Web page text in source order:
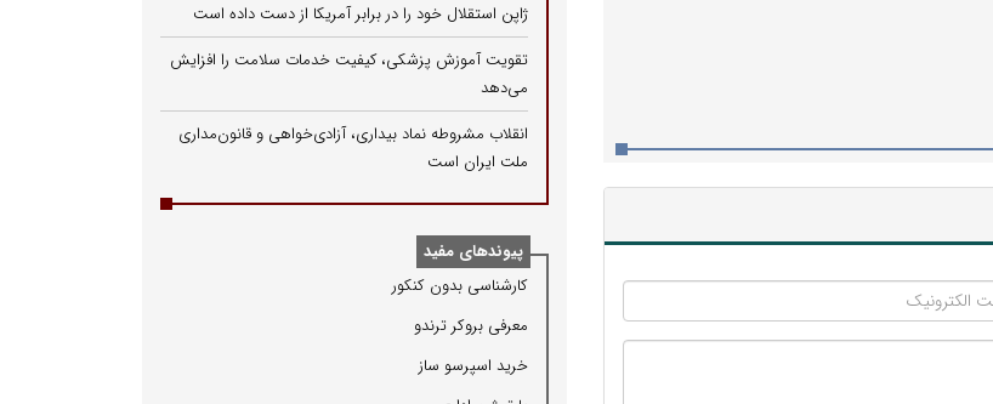
ژاپن استقلال خود را در برابر آمریکا از دست داده است
تقویت آموزش پزشکی، کیفیت خدمات سلامت را افزایش
می‌دهد
انقلاب مشروطه نماد بیداری، آزادی‌خواهی و قانون‌مداری
ملت ایران است
پیوندهای مفید
كارشناسی بدون كنكور
معرفی بروكر ترندو
خرید اسپرسو ساز